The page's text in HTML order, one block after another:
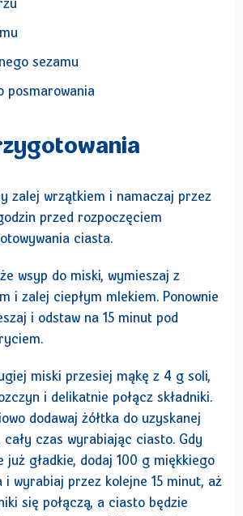
sezamu
posmarowania
zalej wrzątkiem i namaczaj przez
przed rozpoczęciem
ciasta.
wsyp do miski, wymieszaj z
i zalej ciepłym mlekiem. Ponownie
i odstaw na 15 minut pod
miski przesiej mąkę z 4 g soli,
i delikatnie połącz składniki.
dodawaj żółtka do uzyskanej
cały czas wyrabiając ciasto. Gdy
już gładkie, dodaj 100 g miękkiego
i wyrabiaj przez kolejne 15 minut, aż
się połączą, a ciasto będzie